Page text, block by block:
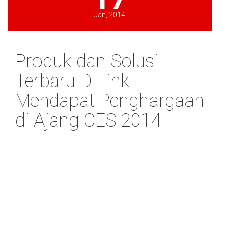
Jan, 2014
Produk dan Solusi
Terbaru D-Link
Mendapat Penghargaan
di Ajang CES 2014